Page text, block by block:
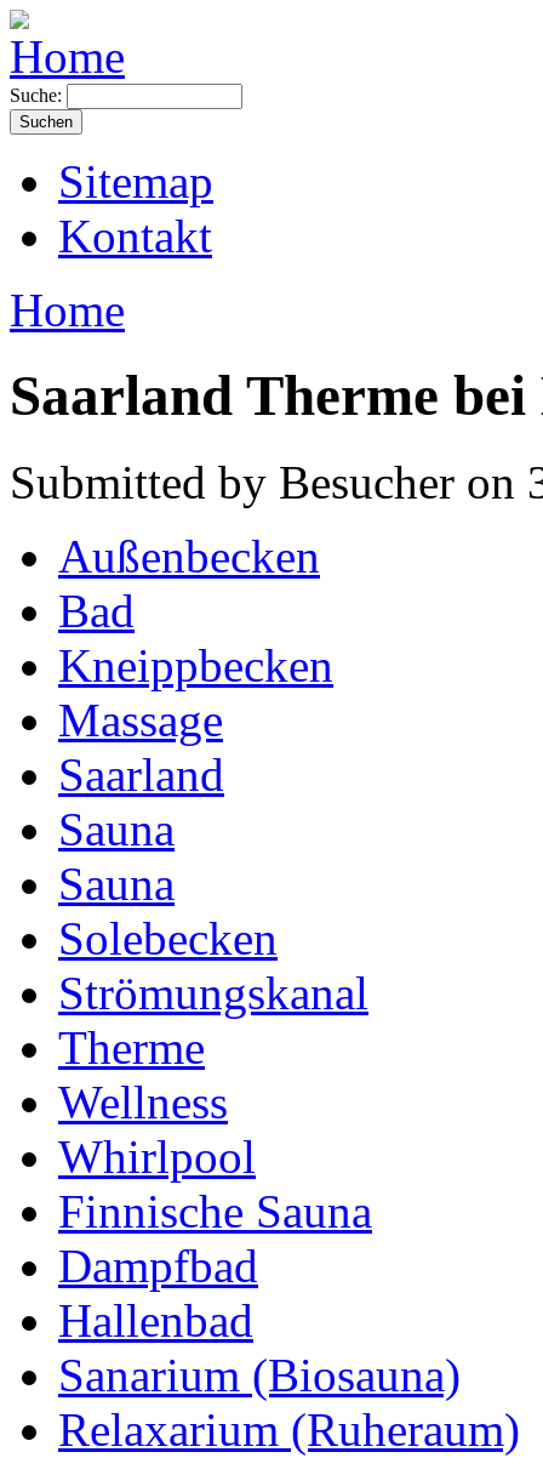
Suche:
Sitemap
Kontakt
Home
Saarland Therme
Submitted by Besucher on
Außenbecken
Bad
Kneippbecken
Massage
Saarland
Sauna
Sauna
Solebecken
Strömungskanal
Therme
Wellness
Whirlpool
Finnische Sauna
Dampfbad
Hallenbad
Sanarium (Biosauna)
Relaxarium (Ruheraum)